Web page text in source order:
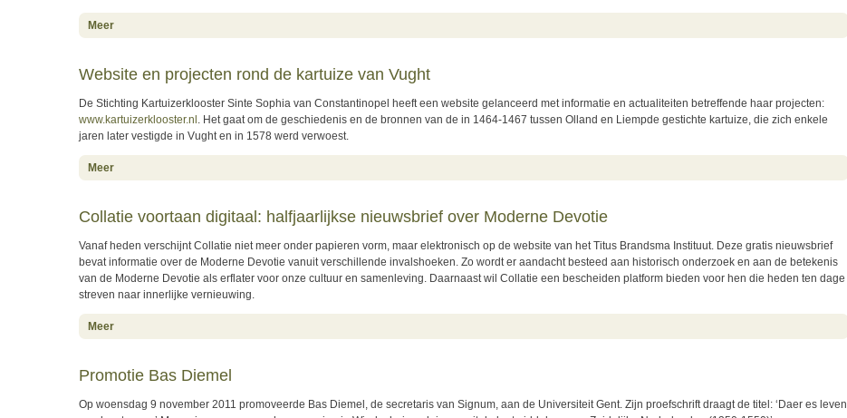
Meer
Website en projecten rond de kartuize van Vught
De Stichting Kartuizerklooster Sinte Sophia van Constantinopel heeft een website gelanceerd met informatie en actualiteiten betreffende haar projecten:
www.kartuizerklooster.nl . Het gaat om de geschiedenis en de bronnen van de in 1464-1467 tussen Olland en Liempde gestichte kartuize, die zich enkele
jaren later vestigde in Vught en in 1578 werd verwoest.
Meer
Collatie voortaan digitaal: halfjaarlijkse nieuwsbrief over Moderne Devotie
Vanaf heden verschijnt Collatie niet meer onder papieren vorm, maar elektronisch op de website van het Titus Brandsma Instituut. Deze gratis nieuwsbrief
bevat informatie over de Moderne Devotie vanuit verschillende invalshoeken. Zo wordt er aandacht besteed aan historisch onderzoek en aan de betekenis
van de Moderne Devotie als erflater voor onze cultuur en samenleving. Daarnaast wil Collatie een bescheiden platform bieden voor hen die heden ten dage
streven naar innerlijke vernieuwing.
Meer
Promotie Bas Diemel
Op woensdag 9 november 2011 promoveerde Bas Diemel, de secretaris van Signum, aan de Universiteit Gent. Zijn proefschrift draagt de titel: ‘Daer es leven